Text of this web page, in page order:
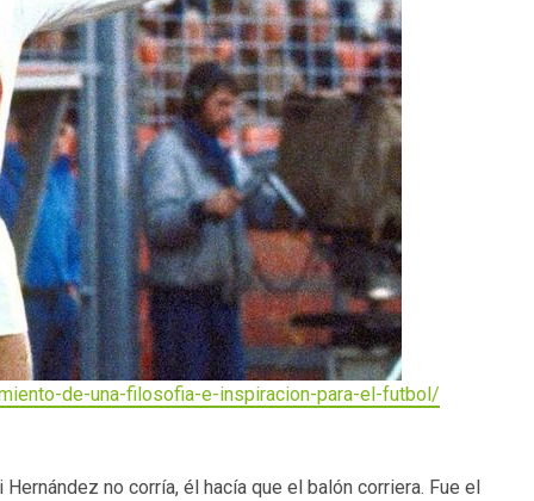
de-una-filosofia-e-inspiracion-para-el-futbol/
no corría, él hacía que el balón corriera. Fue el